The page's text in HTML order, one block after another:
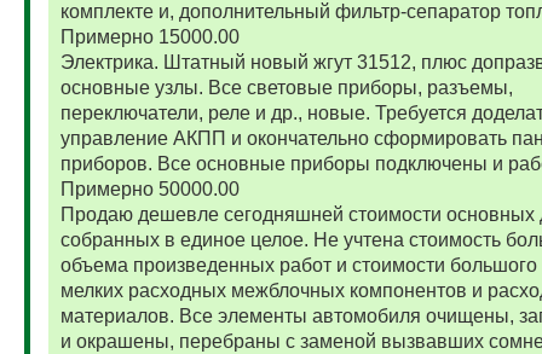
комплекте и, дополнительный фильтр-сепаратор
Примерно 15000.00
Электрика. Штатный новый жгут 31512, плюс
основные узлы. Все световые приборы, разъемы,
переключатели, реле и др., новые. Требуется
управление АКПП и окончательно сформировать
приборов. Все основные приборы подключены и
Примерно 50000.00
Продаю дешевле сегодняшней стоимости основных
собранных в единое целое. Не учтена стоимость
объема произведенных работ и стоимости большого
мелких расходных межблочных компонентов и
материалов. Все элементы автомобиля очищены,
и окрашены, перебраны с заменой вызвавших